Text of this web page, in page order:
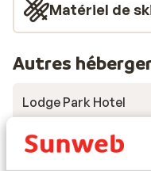
Matériel de
Autres
Lodge Park Hotel
Hôtel Cristina